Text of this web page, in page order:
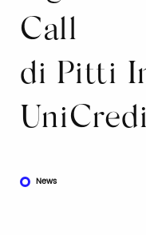
Call
di Pitti
News